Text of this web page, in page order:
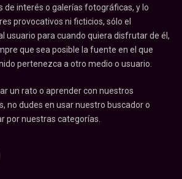
de interés o galerías fotográficas, y lo
provocativos ni ficticios, sólo el
usuario para cuando quiera disfrutar de él,
que sea posible la fuente en el que
pertenezca a otro medio o usuario.
un rato o aprender con nuestros
no dudes en usar nuestro buscador o
por nuestras categorías.